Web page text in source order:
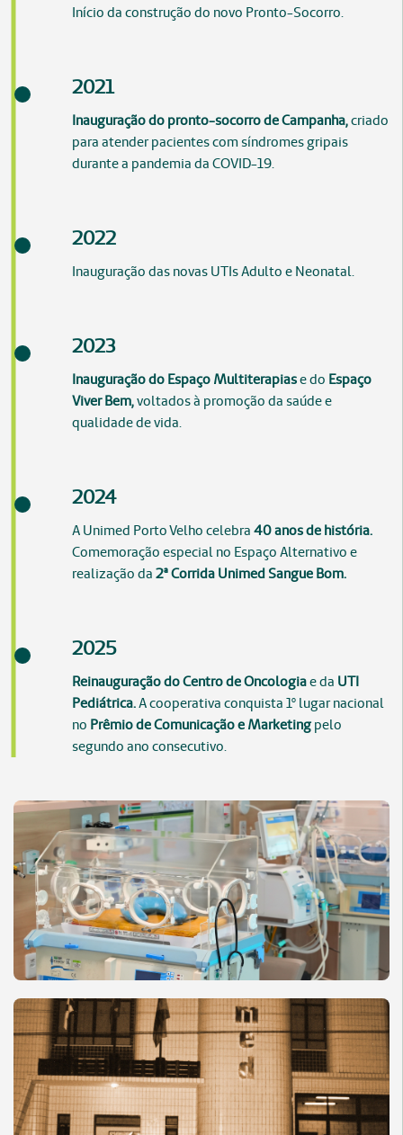
Início da construção do novo Pronto-Socorro.
2021
Inauguração do pronto-socorro de Campanha,criado
para atender pacientes com síndromes gripais
durante a pandemia da COVID-19.
2022
Inauguração das novas UTIs Adulto e Neonatal.
2023
Inauguração do Espaço Multiterapiase do Espaço
Viver Bem,voltados à promoção da saúde e
qualidade de vida.
2024
A Unimed Porto Velho celebra 40 anos de história.
Comemoração especial no Espaço Alternativo e
realização da 2ª Corrida Unimed Sangue Bom.
2025
Reinauguração do Centro de Oncologiae da UTI
Pediátrica.A cooperativa conquista 1º lugar nacional
no Prêmio de Comunicação e Marketing pelo
segundo ano consecutivo.